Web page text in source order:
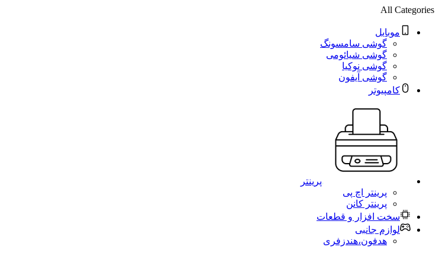
All Categories
موبایل
گوشی سامسونگ
گوشی شیائومی
گوشی نوکیا
گوشی آیفون
کامپیوتر
پرینتر
پرینتر اچ پی
پرینتر کانن
سخت افزار و قطعات
لوازم جانبی
هدفون،هندزفری